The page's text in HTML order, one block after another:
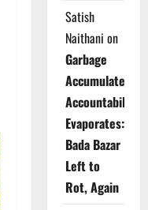
Satish
Naithani on
Garbage
Accumulates,
Accountability
Evaporates:
Bada Bazar
Left to
Rot, Again